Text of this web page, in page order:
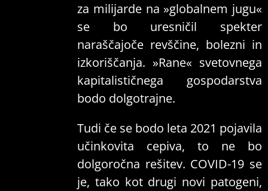
za milijarde na »globalnem jugu«
se bo uresničil spekter
naraščajoče revščine, bolezni in
izkoriščanja. »Rane« svetovnega
kapitalističnega gospodarstva
bodo dolgotrajne.
Tudi če se bodo leta 2021 pojavila
učinkovita cepiva, to ne bo
dolgoročna rešitev. COVID-19 se
je, tako kot drugi novi patogeni,